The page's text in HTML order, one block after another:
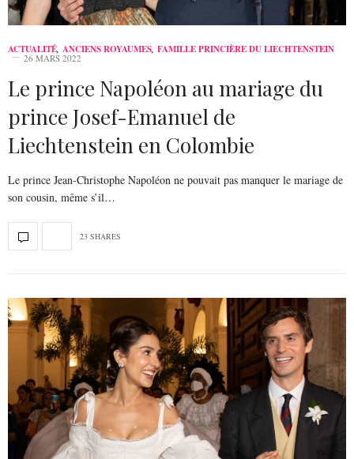
ACTUALITÉ, ANCIENS ROYAUMES, FAMILLE PRINCIÈRE DU LIECHTENSTEIN
26 MARS 2022
Le prince Napoléon au mariage du
prince Josef-Emanuel de
Liechtenstein en Colombie
Le prince Jean-Christophe Napoléon ne pouvait pas manquer le mariage de
son cousin, même s’il…
23 SHARES